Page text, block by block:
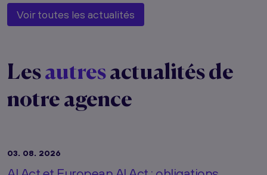
Voir toutes les actualités
Lesautresactualités de
notre agence
03. 08. 2026